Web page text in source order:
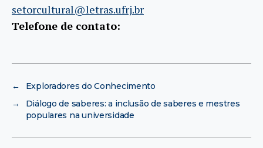
setorcultural@letras.ufrj.br
Telefone de contato:
←
Exploradores do Conhecimento
→
Diálogo de saberes: a inclusão de saberes e mestres
populares na universidade